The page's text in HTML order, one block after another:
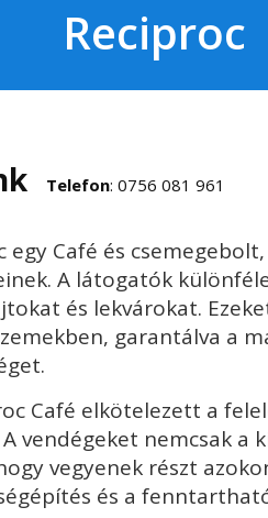
Reciproc
Telefon: 0756 081 961
egy Café és
A látogatók
és lekvárokat.
garantálva a
Café elkötelezett a
vendégeket nemcsak a
vegyenek részt
és a